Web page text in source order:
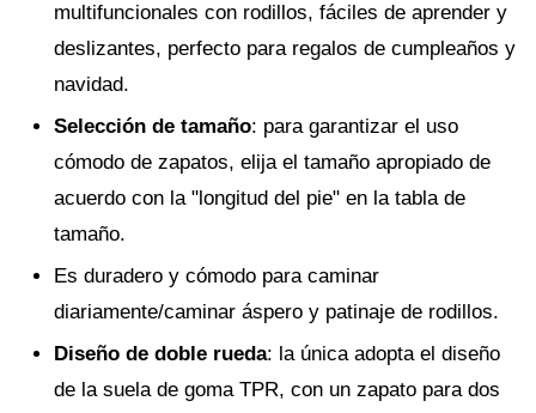
multifuncionales con rodillos, fáciles de aprender y
deslizantes, perfecto para regalos de cumpleaños y
navidad.
Selección de tamaño: para garantizar el uso
cómodo de zapatos, elija el tamaño apropiado de
acuerdo con la "longitud del pie" en la tabla de
tamaño.
Es duradero y cómodo para caminar
diariamente/caminar áspero y patinaje de rodillos.
Diseño de doble rueda: la única adopta el diseño
de la suela de goma TPR, con un zapato para dos